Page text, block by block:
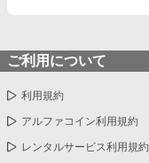
ご利用について
利用規約
アルファコイン利用規約
レンタルサービス利用規約